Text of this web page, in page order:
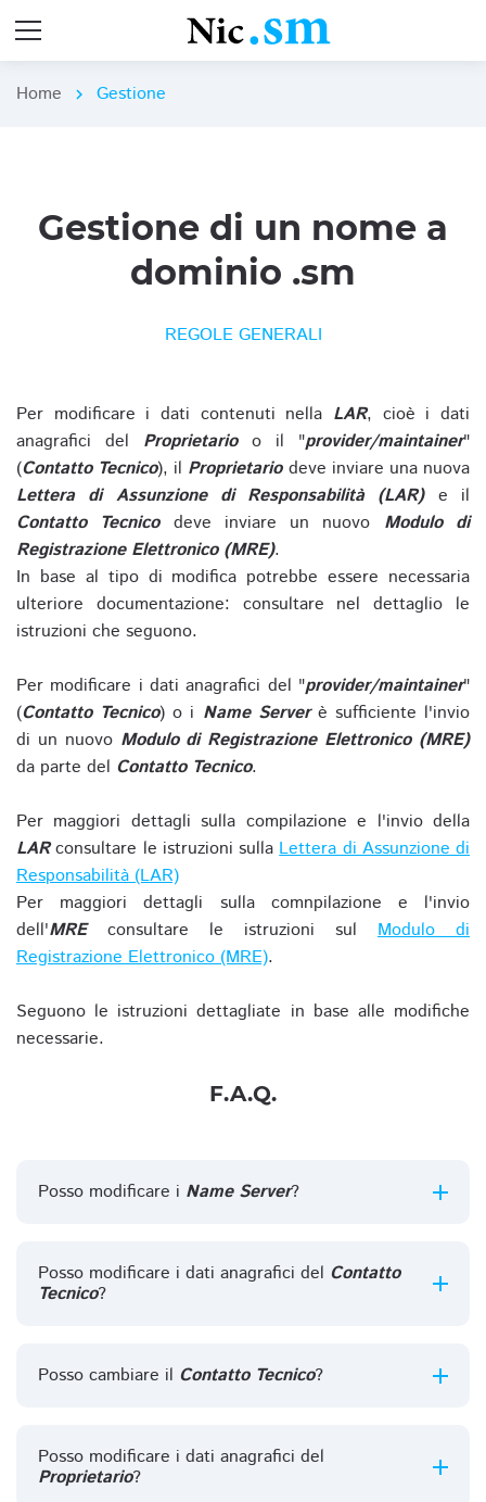
Home chevron_right Gestione
Gestione di un nome a
dominio .sm
REGOLE GENERALI
Per modificare i dati contenuti nella LAR, cioè i dati
anagrafici del Proprietarioo il "provider/maintainer"
(Contatto Tecnico), il Proprietariodeve inviare una nuova
Lettera di Assunzione di Responsabilità (LAR)e il
Contatto Tecnicodeve inviare un nuovo Modulo di
Registrazione Elettronico (MRE).
In base al tipo di modifica potrebbe essere necessaria
ulteriore documentazione: consultare nel dettaglio le
istruzioni che seguono.
Per modificare i dati anagrafici del "provider/maintainer"
(Contatto Tecnico) o i Name Serverè sufficiente l'invio
di un nuovo Modulo di Registrazione Elettronico (MRE)
da parte del Contatto Tecnico.
Per maggiori dettagli sulla compilazione e l'invio della
LARconsultare le istruzioni sullaLettera di Assunzione di
Responsabilità (LAR)
Per maggiori dettagli sulla comnpilazione e l'invio
dell'MREconsultare le istruzioni sul Modulo di
Registrazione Elettronico (MRE).
Seguono le istruzioni dettagliate in base alle modifiche
necessarie.
F.A.Q.
Posso modificare i Name Server?
Posso modificare i dati anagrafici del Contatto
Tecnico?
Posso cambiare il Contatto Tecnico?
Posso modificare i dati anagrafici del
Proprietario?